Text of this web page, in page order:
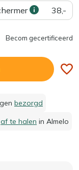
38,-
Becom gecertificeerd
bezorgd
af te halen in Almelo